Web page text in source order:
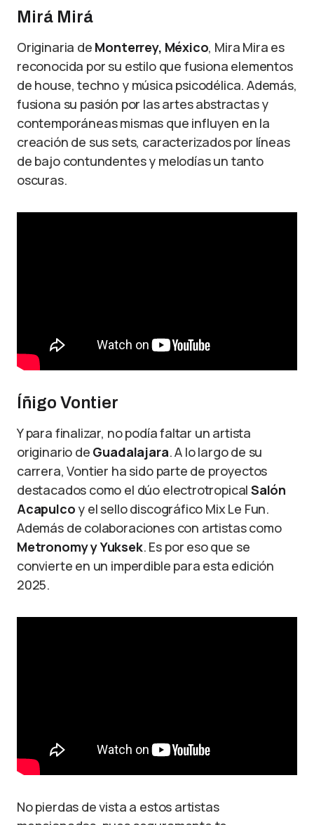
Mirá Mirá
Originaria de Monterrey, México, Mira Mira es
reconocida por su estilo que fusiona elementos
de house, techno y música psicodélica. Además,
fusiona su pasión por las artes abstractas y
contemporáneas mismas que influyen en la
creación de sus sets, caracterizados por líneas
de bajo contundentes y melodías un tanto
oscuras.
Íñigo Vontier
Y para finalizar, no podía faltar un artista
originario de Guadalajara. A lo largo de su
carrera, Vontier ha sido parte de proyectos
destacados como el dúo electrotropical Salón
Acapulco y el sello discográfico Mix Le Fun.
Además de colaboraciones con artistas como
Metronomy y Yuksek. Es por eso que se
convierte en un imperdible para esta edición
2025.
No pierdas de vista a estos artistas